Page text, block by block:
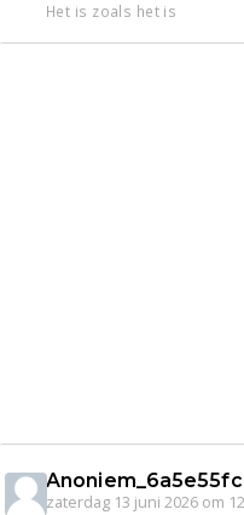
Het is zoals het is
zaterdag 13 juni 2026 om